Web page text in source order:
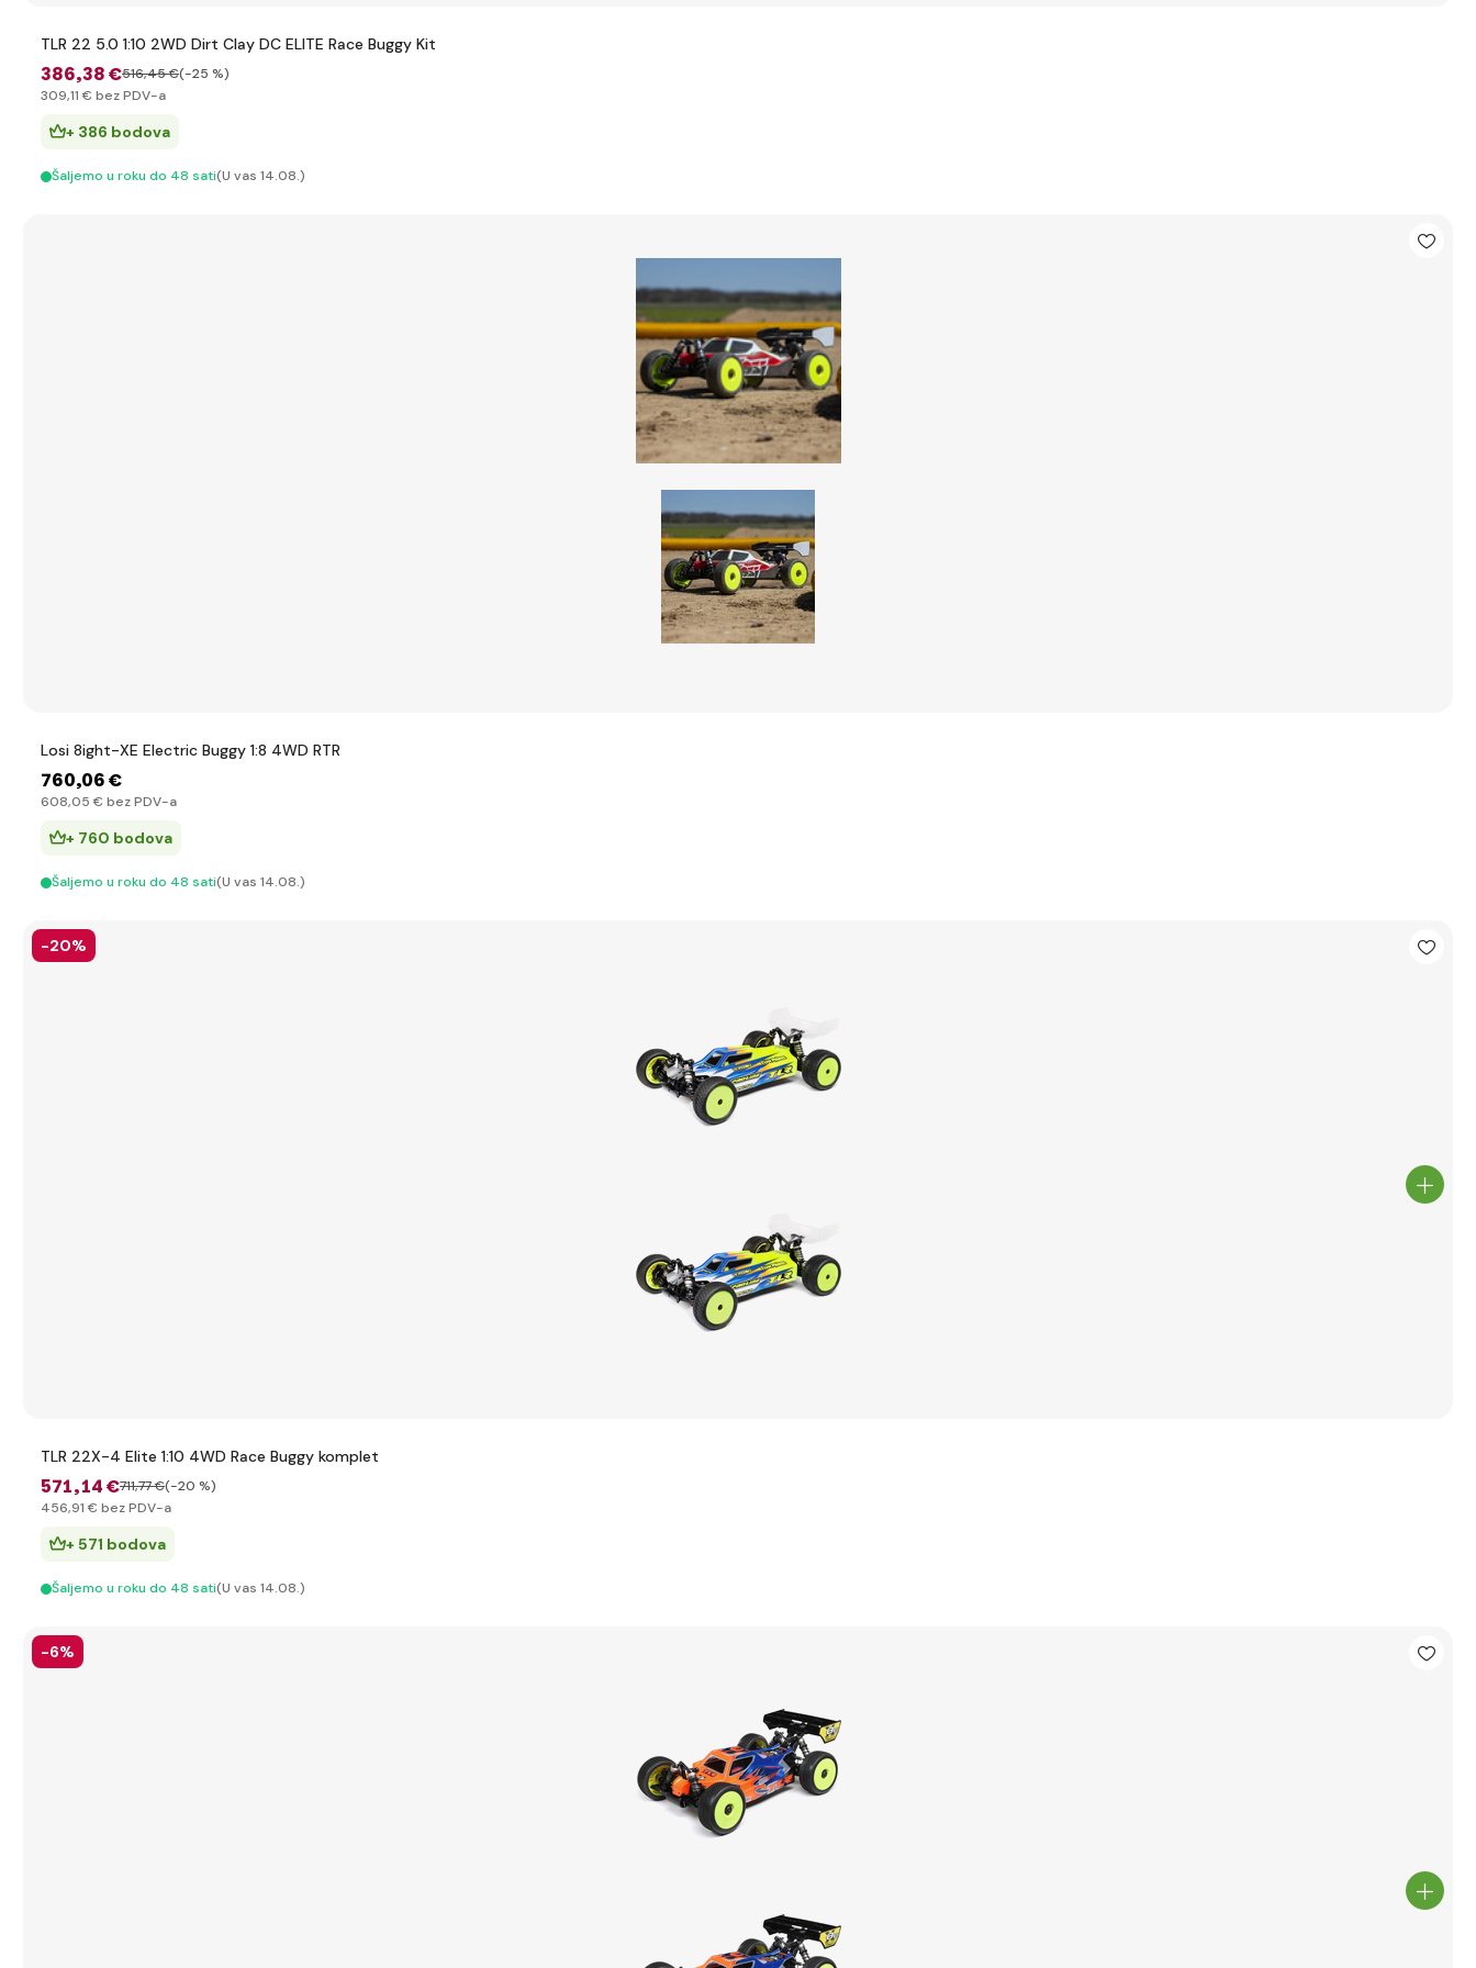
TLR 22 5.0 1:10 2WD Dirt Clay DC ELITE Race Buggy Kit
386,38 €516,45 €(-25 %)
309,11 € bez PDV-a
+ 386 bodova
Šaljemo u roku do 48 sati(U vas 14.08.)
Losi 8ight-XE Electric Buggy 1:8 4WD RTR
760,06 €
608,05 € bez PDV-a
+ 760 bodova
Šaljemo u roku do 48 sati(U vas 14.08.)
-20%
TLR 22X-4 Elite 1:10 4WD Race Buggy komplet
571,14 €711,77 €(-20 %)
456,91 € bez PDV-a
+ 571 bodova
Šaljemo u roku do 48 sati(U vas 14.08.)
-6%